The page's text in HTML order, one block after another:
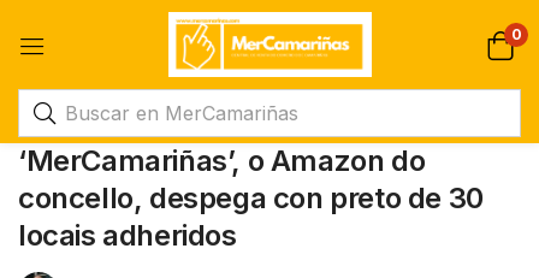
0
‘MerCamariñas’, o Amazon do
concello, despega con preto de 30
locais adheridos